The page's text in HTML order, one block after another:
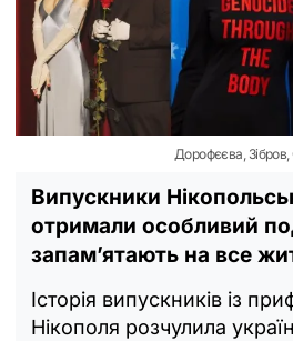
Дорофєєва,
Випускники
отримали особливий
запам’ятають на все
Історія випускників із
Нікополя розчулила